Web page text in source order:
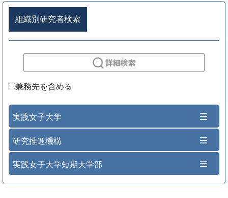
組織別研究者検索
兼務先を含める
実践女子大学
研究推進機構
実践女子大学短期大学部